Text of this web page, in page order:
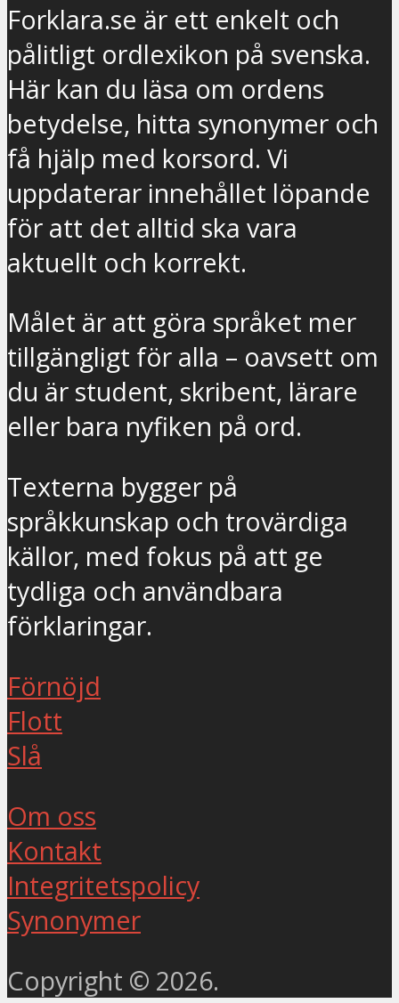
Forklara.se är ett enkelt och
pålitligt ordlexikon på svenska.
Här kan du läsa om ordens
betydelse, hitta synonymer och
få hjälp med korsord. Vi
uppdaterar innehållet löpande
för att det alltid ska vara
aktuellt och korrekt.
Målet är att göra språket mer
tillgängligt för alla – oavsett om
du är student, skribent, lärare
eller bara nyfiken på ord.
Texterna bygger på
språkkunskap och trovärdiga
källor, med fokus på att ge
tydliga och användbara
förklaringar.
Förnöjd
Flott
Slå
Om oss
Kontakt
Integritetspolicy
Synonymer
Copyright © 2026.